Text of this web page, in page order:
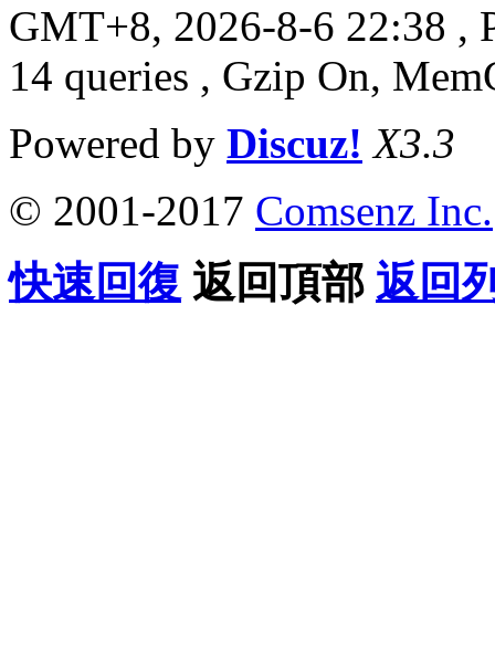
GMT+8, 2026-8-6 22:38 ,
14 queries , Gzip On,
Powered by Discuz! X3.3
© 2001-2017 Comsenz Inc.
快速回復 返回頂部 返回